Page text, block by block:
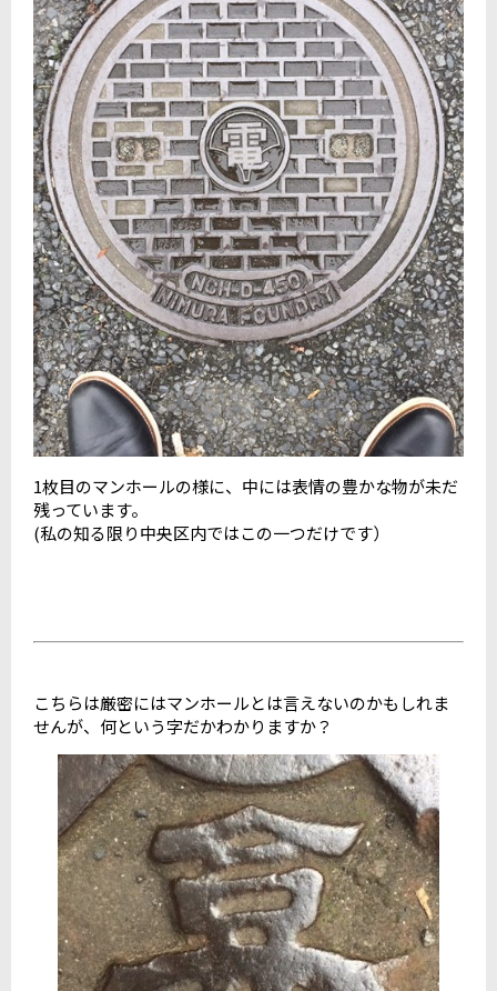
1枚目のマンホールの様に、中には表情の豊かな物が未だ
残っています。
(私の知る限り中央区内ではこの一つだけです）
こちらは厳密にはマンホールとは言えないのかもしれま
せんが、何という字だかわかりますか？